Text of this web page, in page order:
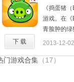
弗斯将军
30 多个可
达、飞车赛
Angry
照相机，即
影内容的
的一部分
有拉丁美
保持了系列
愤怒的小
http://
《捣蛋猪
游戏。在
青脸肿的
我们的计划
走它们的蛋
2013-12-02
下 载
门游戏合集 （17）